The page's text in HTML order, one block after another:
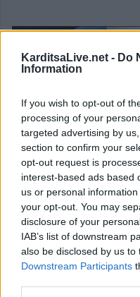
KarditsaLive.net - Do
Information
If you wish to opt-out of
processing of your
targeted advertising by
section to confirm your
opt-out request is
interest-based ads based
us or personal
your opt-out. You may
disclosure of your
IAB’s list of downstream
also be disclosed by us to
Downstream Participants
Πρόστιμο 2,95
επέβαλε η
Η Ευρωπαϊκή Επιτροπή